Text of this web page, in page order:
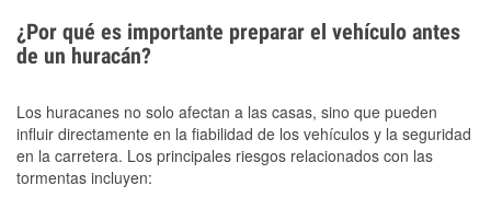
¿Por qué es importante preparar el vehículo antes
de un huracán?
Los huracanes no solo afectan a las casas, sino que pueden
influir directamente en la fiabilidad de los vehículos y la seguridad
en la carretera. Los principales riesgos relacionados con las
tormentas incluyen: